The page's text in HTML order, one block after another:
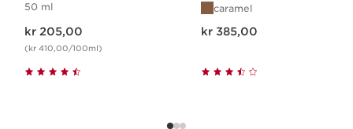
50 ml
kr 205,00
(kr 410,00/100ml)
caramel
kr 385,00